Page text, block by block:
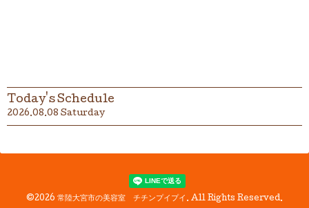
Today's Schedule
2026.08.08 Saturday
©2026 常陸大宮市の美容室 チチンプイプイ . All Rights Reserved.